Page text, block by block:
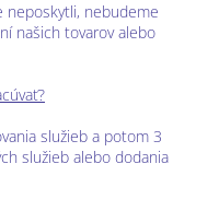
neposkytli, nebudeme
našich tovarov alebo
služieb a potom 3
služieb alebo dodania